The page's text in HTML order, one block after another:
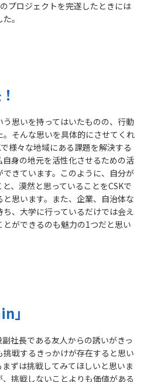
プロジェクトを完遂したときには
。
思いを持ってはいたものの、行動
そんな思いを具体的にさせてくれ
様々な地域にある課題を解決する
身の地元を活性化させるための活
きています。このように、自分が
、漠然と思っていることをCSKで
思います。また、企業、自治体な
、大学に行っているだけでは会え
ができるのも魅力の1つだと思い
」
社長である友人からの誘いがきっ
戦するきっかけが存在すると思い
ずは挑戦してみてほしいと思いま
挑戦しないことよりも価値がある